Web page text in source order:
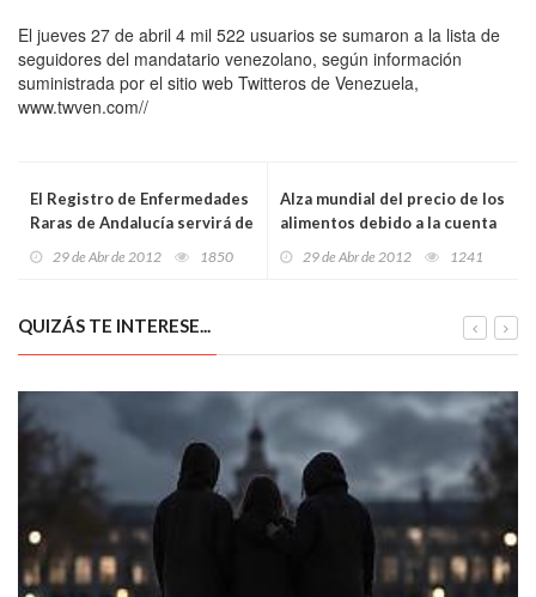
El jueves 27 de abril 4 mil 522 usuarios se sumaron a la lista de
seguidores del mandatario venezolano, según información
suministrada por el sitio web Twitteros de Venezuela,
www.twven.com//
El Registro de Enfermedades
Raras de Andalucía servirá de
29 de Abr de 2012 1850
Alza mundial del precio de los
alimentos debido a la cuenta
29 de Abr de 2012 1241
QUIZÁS TE INTERESE...